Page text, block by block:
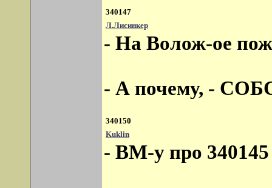
340147
Л.Лисинкер
- На Волож-ое
- А почему, -
340150
Kuklin
- ВМ-у про 340145